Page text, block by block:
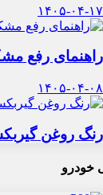
۱۴۰۵-۰۴-۱۷
راهنمای رفع
۱۴۰۵-۰۴-۰۸
رنگ روغن
خودرو